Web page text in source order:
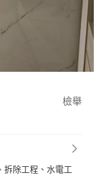
檢舉
拆除工程、水電工